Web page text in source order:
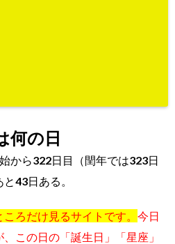
何の日
から322日目（閏年では323日
43日ある。
ころだけ見るサイトです。 今日
、この日の「誕生日」「星座」